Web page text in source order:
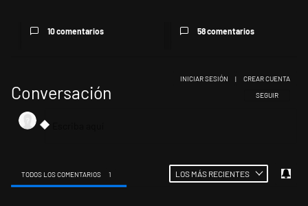
10 comentarios 58 comentarios
Conversación SIGA ESTA
SEGUIR
INICIAR SESIÓN | CREAR CUENTA
TODOS LOS COMENTARIOS 1 LOS MÁS RECIENTES